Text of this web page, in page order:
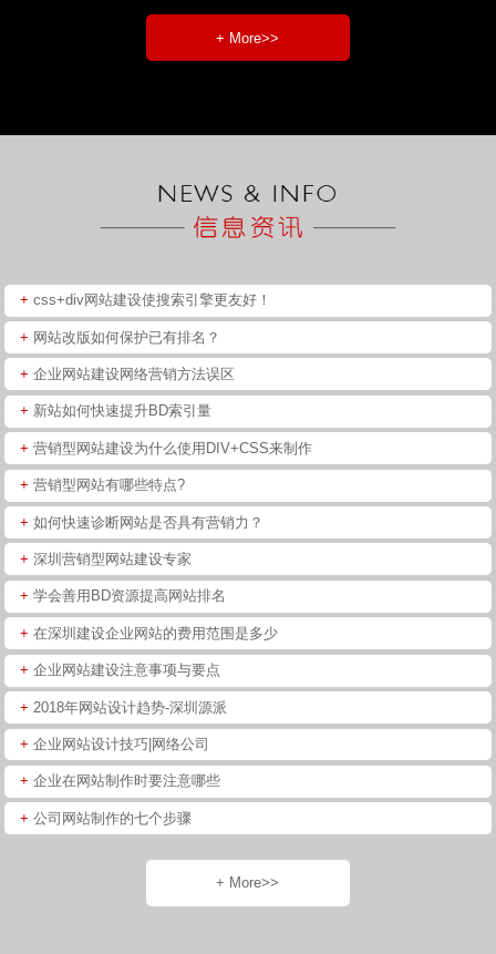
+ More>>
+ css+div网站建设使搜索引擎更友好！
+ 网站改版如何保护已有排名？
+ 企业网站建设网络营销方法误区
+ 新站如何快速提升BD索引量
+ 营销型网站建设为什么使用DIV+CSS来制作
+ 营销型网站有哪些特点?
+ 如何快速诊断网站是否具有营销力？
+ 深圳营销型网站建设专家
+ 学会善用BD资源提高网站排名
+ 在深圳建设企业网站的费用范围是多少
+ 企业网站建设注意事项与要点
+ 2018年网站设计趋势-深圳源派
+ 企业网站设计技巧|网络公司
+ 企业在网站制作时要注意哪些
+ 公司网站制作的七个步骤
+ More>>